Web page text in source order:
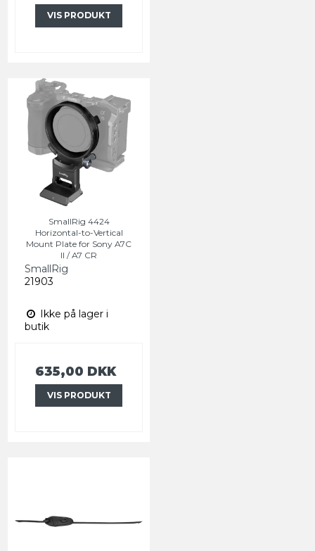
VIS PRODUKT
SmallRig 4424
Horizontal-to-Vertical
Mount Plate for Sony A7C
II / A7 CR
SmallRig
21903
Ikke på lager i
butik
635,00 DKK
VIS PRODUKT